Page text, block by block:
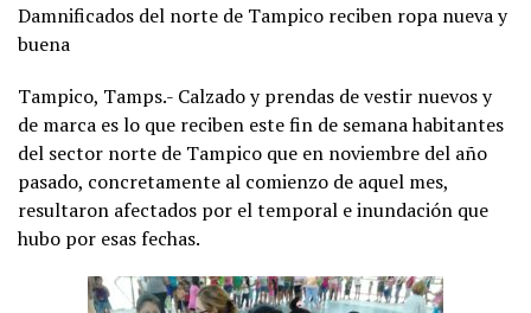
Damnificados del norte de Tampico reciben ropa nueva y
buena
Tampico, Tamps.- Calzado y prendas de vestir nuevos y
de marca es lo que reciben este fin de semana habitantes
del sector norte de Tampico que en noviembre del año
pasado, concretamente al comienzo de aquel mes,
resultaron afectados por el temporal e inundación que
hubo por esas fechas.